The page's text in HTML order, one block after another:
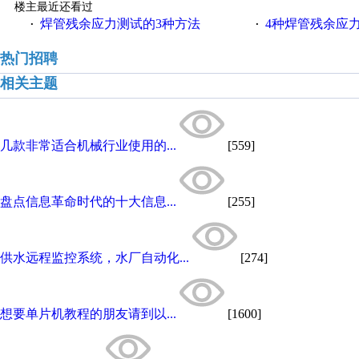
楼主最近还看过
· 焊管残余应力测试的3种方法 · 4种焊管残余应
热门招聘
相关主题
几款非常适合机械行业使用的... [559]
盘点信息革命时代的十大信息... [255]
供水远程监控系统，水厂自动化... [274]
想要单片机教程的朋友请到以... [1600]